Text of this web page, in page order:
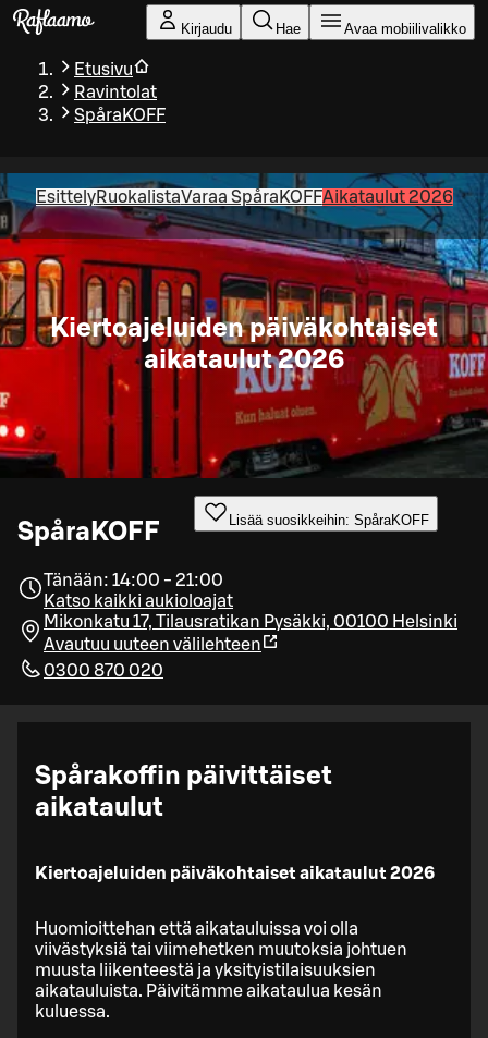
Siirry pääsisältöön
Kirjaudu Hae Avaa mobiilivalikko
Etusivu
Ravintolat
SpåraKOFF
EsittelyRuokalistaVaraa SpåraKOFFAikataulut 2026
Kiertoajeluiden päiväkohtaiset
aikataulut 2026
SpåraKOFF Lisää suosikkeihin: SpåraKOFF
Tänään: 14:00 - 21:00
Katso kaikki aukioloajat
Mikonkatu 17, Tilausratikan Pysäkki, 00100 Helsinki
Avautuu uuteen välilehteen
0300 870 020
Spårakoffin päivittäiset
aikataulut
Kiertoajeluiden päiväkohtaiset aikataulut 2026
Huomioittehan että aikatauluissa voi olla
viivästyksiä tai viimehetken muutoksia johtuen
muusta liikenteestä ja yksityistilaisuuksien
aikatauluista. Päivitämme aikataulua kesän
kuluessa.